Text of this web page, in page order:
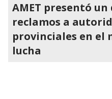
AMET presentó
reclamos a
provinciales en el
lucha